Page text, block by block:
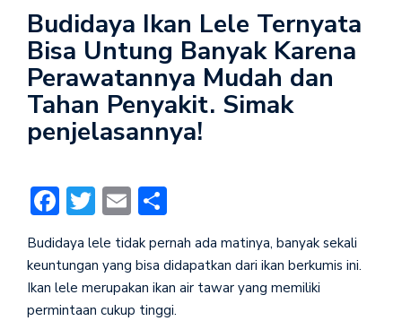
Budidaya Ikan Lele Ternyata
Bisa Untung Banyak Karena
Perawatannya Mudah dan
Tahan Penyakit. Simak
penjelasannya!
Facebook
Twitter
Email
Budidaya lele tidak pernah ada matinya, banyak sekali
keuntungan yang bisa didapatkan dari ikan berkumis ini.
Ikan lele merupakan ikan air tawar yang memiliki
permintaan cukup tinggi.